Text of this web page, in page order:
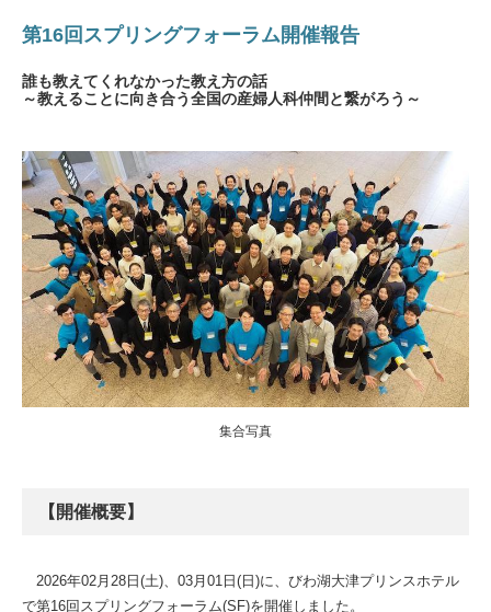
第16回スプリングフォーラム開催報告
誰も教えてくれなかった教え方の話
～教えることに向き合う全国の産婦人科仲間と繋がろう～
集合写真
【開催概要】
2026年02月28日(土)、03月01日(日)に、びわ湖大津プリンスホテル
で第16回スプリングフォーラム(SF)を開催しました。